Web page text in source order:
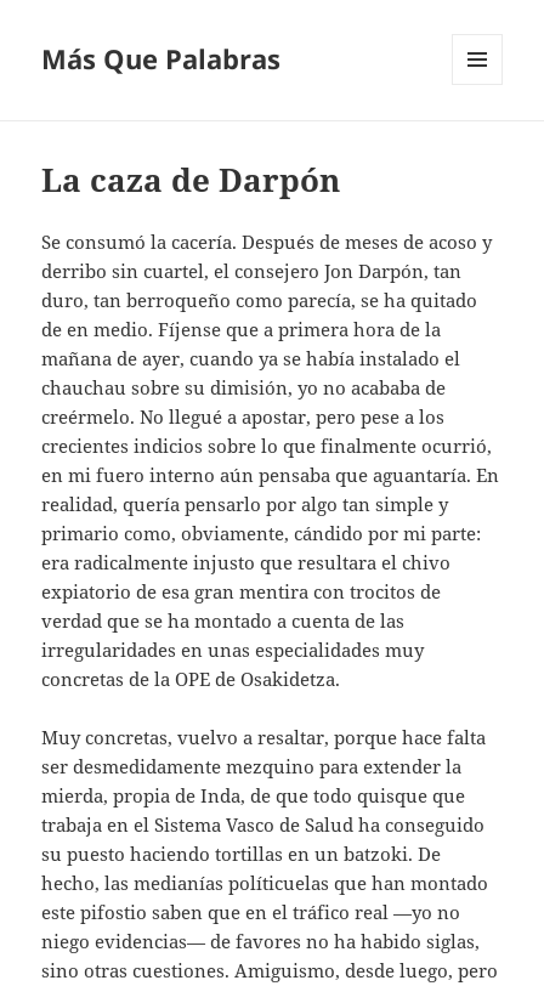
Más Que Palabras
La caza de Darpón
Se consumó la cacería. Después de meses de acoso y
derribo sin cuartel, el consejero Jon Darpón, tan
duro, tan berroqueño como parecía, se ha quitado
de en medio. Fíjense que a primera hora de la
mañana de ayer, cuando ya se había instalado el
chauchau sobre su dimisión, yo no acababa de
creérmelo. No llegué a apostar, pero pese a los
crecientes indicios sobre lo que finalmente ocurrió,
en mi fuero interno aún pensaba que aguantaría. En
realidad, quería pensarlo por algo tan simple y
primario como, obviamente, cándido por mi parte:
era radicalmente injusto que resultara el chivo
expiatorio de esa gran mentira con trocitos de
verdad que se ha montado a cuenta de las
irregularidades en unas especialidades muy
concretas de la OPE de Osakidetza.
Muy concretas, vuelvo a resaltar, porque hace falta
ser desmedidamente mezquino para extender la
mierda, propia de Inda, de que todo quisque que
trabaja en el Sistema Vasco de Salud ha conseguido
su puesto haciendo tortillas en un batzoki. De
hecho, las medianías políticuelas que han montado
este pifostio saben que en el tráfico real —yo no
niego evidencias— de favores no ha habido siglas,
sino otras cuestiones. Amiguismo, desde luego, pero